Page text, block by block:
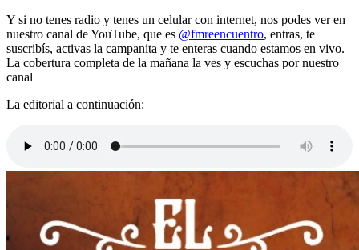
Y si no tenes radio y tenes un celular con internet, nos podes ver en
nuestro canal de YouTube, que es @fmreencuentro, entras, te
suscribís, activas la campanita y te enteras cuando estamos en vivo.
La cobertura completa de la mañana la ves y escuchas por nuestro
canal
La editorial a continuación: